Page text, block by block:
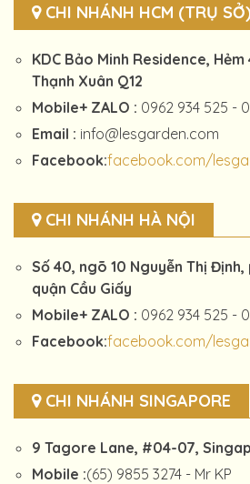
CHI NHÁNH HCM (TRỤ
KDC Bảo Minh Residence, Hẻm
Thạnh Xuân Q12
Mobile+ ZALO : 0962 934 525 -
Email : info@lesgarden.com
Facebook:facebook.com/
CHI NHÁNH HÀ NỘI
Số 40, ngõ 10 Nguyễn Thị
quận Cầu Giấy
Mobile+ ZALO : 0962 934 525 -
Facebook:facebook.com/
CHI NHÁNH SINGAPORE
9 Tagore Lane, #04-07,
Mobile :(65) 9855 3274 - Mr KP